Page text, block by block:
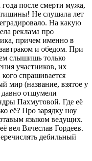
после смерти мужа,
тишины! Не слушала лет
На какую
реклама про
причем именно в
и обедом. При
слышишь только
участников, их
спрашивается
мир (название, взятое у
отшумели
Пахмутовой. Где её
её? Про зарядку ноу
языком ведущих.
вел Вячеслав Гордеев.
дебильный